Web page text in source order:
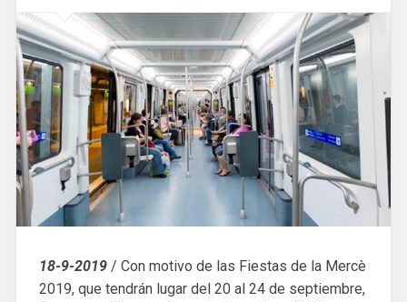
18-9-2019/ Con motivo de las Fiestas de la Mercè
2019, que tendrán lugar del 20 al 24 de septiembre,